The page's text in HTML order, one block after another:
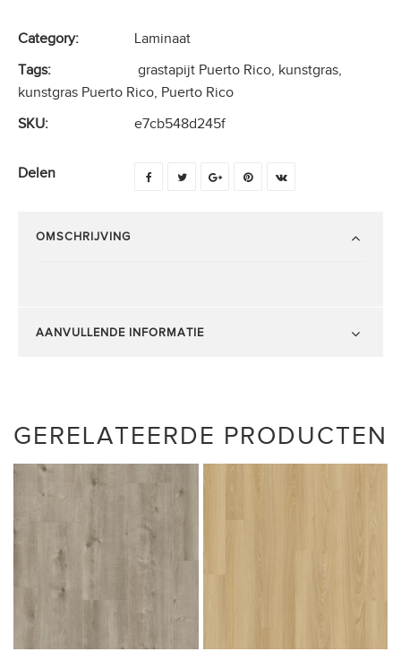
Category:
Laminaat
Tags:
grastapijt Puerto Rico, kunstgras,
kunstgras Puerto Rico, Puerto Rico
SKU:
e7cb548d245f
Delen
OMSCHRIJVING
AANVULLENDE INFORMATIE
GERELATEERDE PRODUCTEN